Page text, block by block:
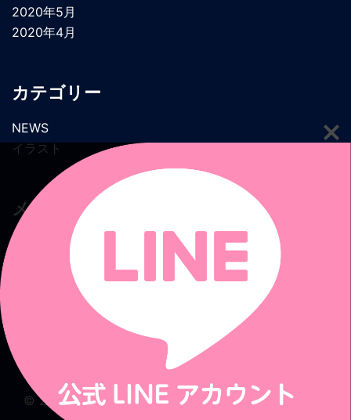
2020年5月
2020年4月
カテゴリー
NEWS
イラスト
メタ情報
投稿フィード
コメントフィード
WordPress.org
© 2026 ひめもすオーケストラ. Proudly powered by